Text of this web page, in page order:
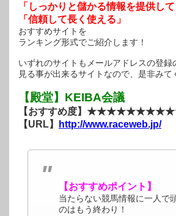
「しっかりと儲かる情報を提供して
「信頼して長く使える」
おすすめサイトを
ランキング形式でご紹介します！
いずれのサイトもメールアドレスの登録
見る事が出来るサイトなので、是非みて
【殿堂】KEIBA会議
【おすすめ度】
【URL】
http://www.raceweb.jp/
【おすすめポイント】
当たらない競馬情報に一人で
のはもう終わり！